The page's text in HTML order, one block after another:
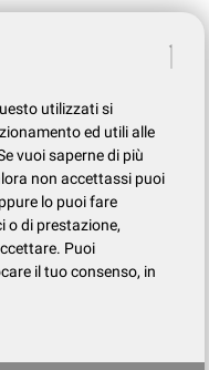
utilizzati si
ed utili alle
vuoi saperne di più
non accettassi puoi
lo puoi fare
o di prestazione,
Puoi
il tuo consenso, in